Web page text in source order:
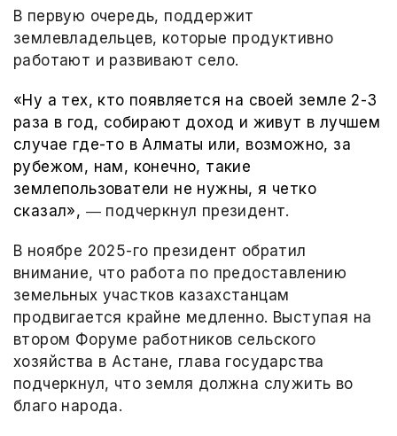
В первую очередь, поддержит
землевладельцев, которые продуктивно
работают и развивают село.
«Ну а тех, кто появляется на своей земле 2-3
раза в год, собирают доход и живут в лучшем
случае где-то в Алматы или, возможно, за
рубежом, нам, конечно, такие
землепользователи не нужны, я четко
сказал», ― подчеркнул президент.
В ноябре 2025-го президент обратил
внимание, что работа по предоставлению
земельных участков казахстанцам
продвигается крайне медленно. Выступая на
втором Форуме работников сельского
хозяйства в Астане, глава государства
подчеркнул, что земля должна служить во
благо народа.